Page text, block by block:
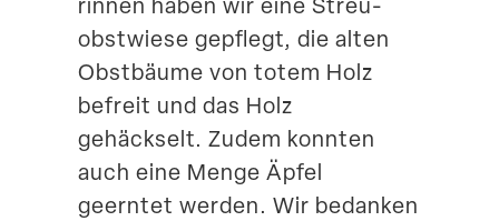
obst­wiese gepflegt, die alten
Obstbäume von totem Holz
befreit und das Holz
gehäckselt. Zudem konnten
auch eine Menge Äpfel
geerntet werden. Wir bedanken